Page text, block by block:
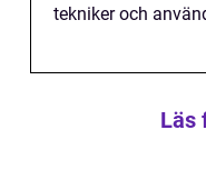
tekniker och
Läs